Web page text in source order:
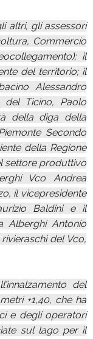
altri, gli assessori
Commercio
il
del territorio; il
Alessandro
del Ticino, Paolo
della diga della
Secondo
della Regione
settore produttivo
Vco Andrea
il vicepresidente
Baldini e il
Alberghi Antonio
del Vco,
del
+1,40, che ha
e degli operatori
sul lago per il